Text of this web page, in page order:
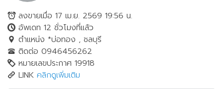
ลงขายเมื่อ 17 เม.ย. 2569 19:56 น.
อัพเดท 12 ชั่วโมงที่แล้ว
ตำแหน่ง *บ่อทอง , ชลบุรี
ติดต่อ 0946456262
หมายเลขประกาศ 19918
LINK คลิกดูเพิ่มเติม